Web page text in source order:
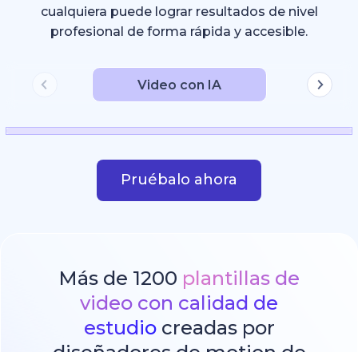
cualquiera puede lograr resultados de nivel
profesional de forma rápida y accesible.
Video con IA
Pruébalo ahora
Más de 1200 plantillas de
video con calidad de
estudiocreadas por